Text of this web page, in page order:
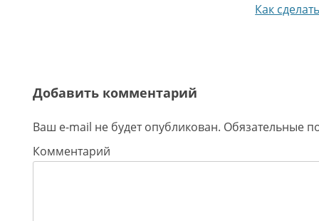
Как
Добавить комментарий
Ваш e-mail не будет опубликован. Обязательные
Комментарий